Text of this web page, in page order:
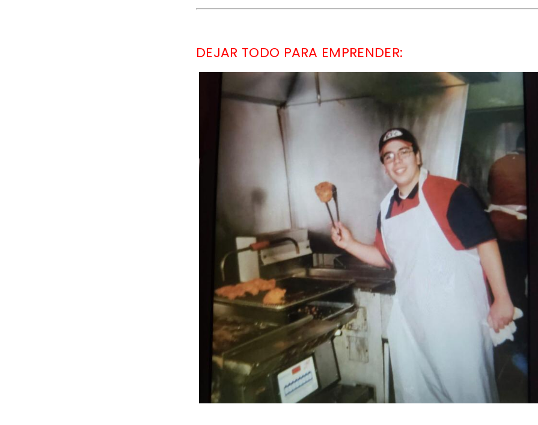
DEJAR TODO PARA EMPRENDER: